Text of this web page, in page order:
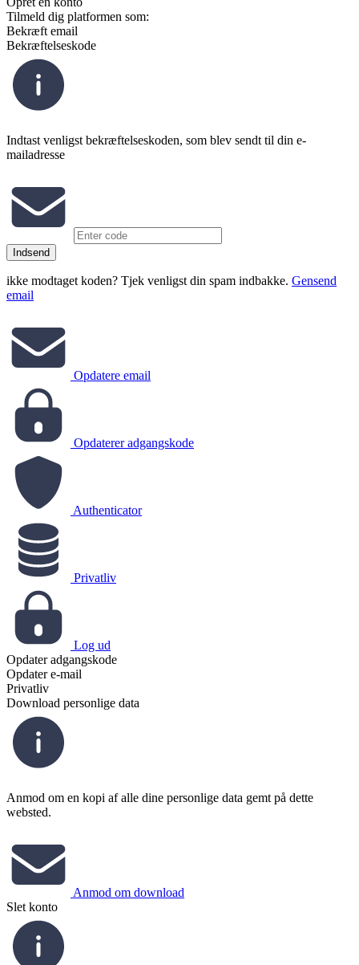
Tilmeld dig platformen som:
Bekræft email
Bekræftelseskode
Indtast venligst bekræftelseskoden, som blev sendt til din e-
mailadresse
Indsend
ikke modtaget koden? Tjek venligst din spam indbakke. Gensend
email
Opdatere email
Opdaterer adgangskode
Authenticator
Privatliv
Log ud
Opdater adgangskode
Opdater e-mail
Privatliv
Download personlige data
Anmod om en kopi af alle dine personlige data gemt på dette
websted.
Anmod om download
Slet konto